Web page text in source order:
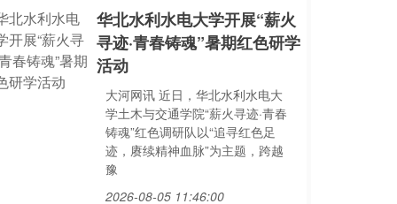
华北水利水电大学开展“薪火
寻迹·青春铸魂”暑期红色研学
活动
大河网讯 近日，华北水利水电大
学土木与交通学院“薪火寻迹·青春
铸魂”红色调研队以“追寻红色足
迹，赓续精神血脉”为主题，跨越
豫
2026-08-05 11:46:00